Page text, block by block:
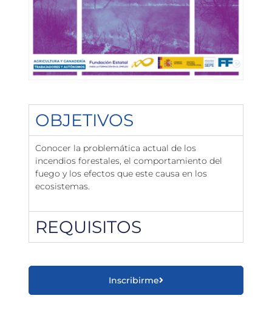
OBJETIVOS
Conocer la problemática actual de los
incendios forestales, el comportamiento del
fuego y los efectos que este causa en los
ecosistemas.
REQUISITOS
Inscribirme